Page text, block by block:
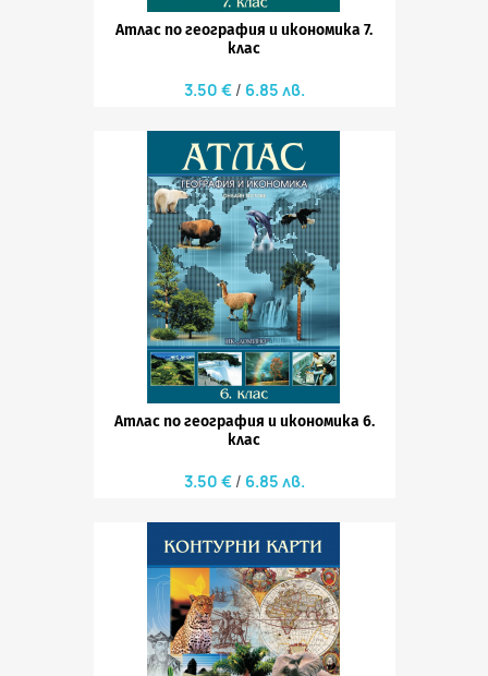
Атлас по география и икономика 7.
клас
3.50 € 6.85 лв.
Атлас по география и икономика 6.
клас
3.50 € 6.85 лв.